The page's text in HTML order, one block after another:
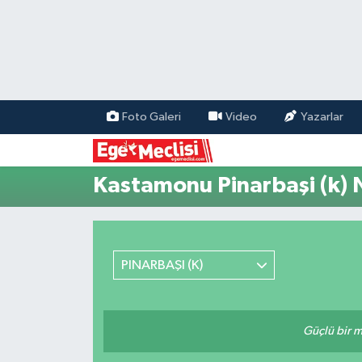
Foto Galeri Video Yazarlar
Kastamonu Pinarbaşi (k)
PINARBAŞI (K)
Güçlü bir
EKONOMİ
GÜNCEL
Programlar